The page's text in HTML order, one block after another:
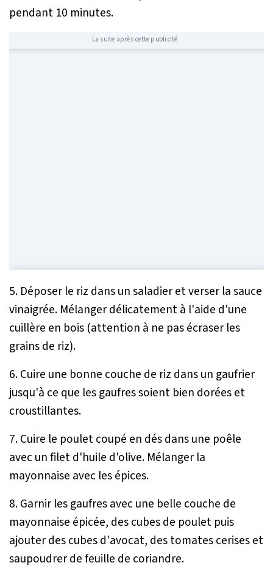
pendant 10 minutes.
La suite après cette publicité
5. Déposer le riz dans un saladier et verser la sauce
vinaigrée. Mélanger délicatement à l'aide d'une
cuillère en bois (attention à ne pas écraser les
grains de riz).
6. Cuire une bonne couche de riz dans un gaufrier
jusqu'à ce que les gaufres soient bien dorées et
croustillantes.
7. Cuire le poulet coupé en dés dans une poêle
avec un filet d'huile d'olive. Mélanger la
mayonnaise avec les épices.
8. Garnir les gaufres avec une belle couche de
mayonnaise épicée, des cubes de poulet puis
ajouter des cubes d'avocat, des tomates cerises et
saupoudrer de feuille de coriandre.